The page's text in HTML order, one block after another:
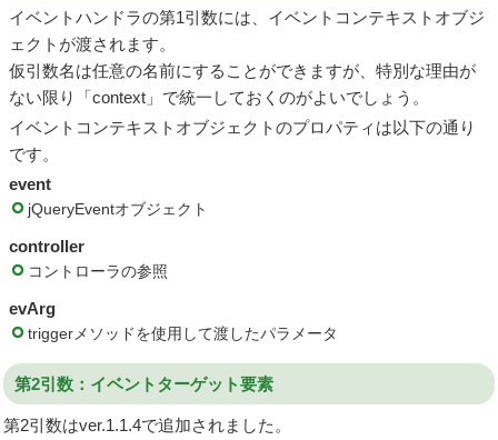
イベントハンドラの第1引数には、イベントコンテキストオブジ
ェクトが渡されます。
仮引数名は任意の名前にすることができますが、特別な理由が
ない限り「context」で統一しておくのがよいでしょう。
イベントコンテキストオブジェクトのプロパティは以下の通り
です。
event
jQueryEventオブジェクト
controller
コントローラの参照
evArg
triggerメソッドを使用して渡したパラメータ
第2引数：イベントターゲット要素
第2引数はver.1.1.4で追加されました。